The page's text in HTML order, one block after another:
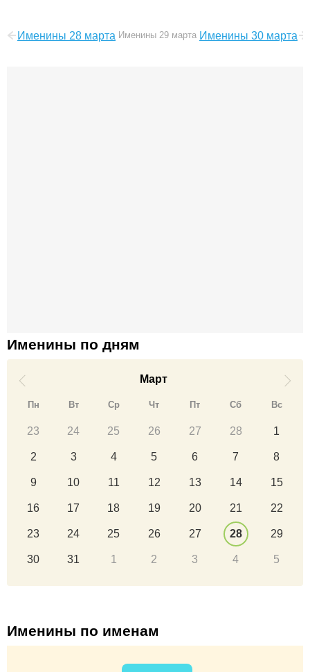
Именины 28 марта Именины 29 марта Именины 30 марта
Именины по дням
Март
Пн Вт Ср Чт Пт Сб Вс
23 24 25 26 27 28 1
2 3 4 5 6 7 8
9 10 11 12 13 14 15
16 17 18 19 20 21 22
23 24 25 26 27 28 29
30 31 1 2 3 4 5
Именины по именам